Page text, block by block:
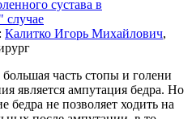
сустава в
случае
Калитко Игорь Михайлович,
часть стопы и голени
является ампутация бедра. Но
бедра не позволяет ходить на